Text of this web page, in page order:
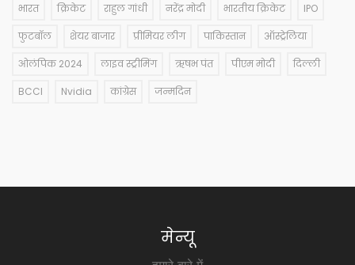
भारत क्रिकेट राहुल गांधी नरेंद्र मोदी भारतीय क्रिकेट IPO
फुटबॉल शेयर बाजार प्रीमियर लीग पाकिस्तान ऑस्ट्रेलिया
ओलंपिक 2024 लाइव स्ट्रीमिंग ऋषभ पंत पीएम मोदी दिल्ली
BCCI Nvidia कांग्रेस जन्मदिन
मेन्यू